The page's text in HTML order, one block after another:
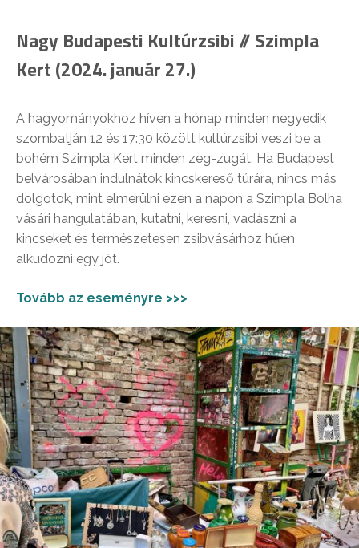
Nagy Budapesti Kultúrzsibi // Szimpla
Kert (2024. január 27.)
A hagyományokhoz híven a hónap minden negyedik
szombatján 12 és 17:30 között kultúrzsibi veszi be a
bohém Szimpla Kert minden zeg-zugát. Ha Budapest
belvárosában indulnátok kincskereső túrára, nincs más
dolgotok, mint elmerülni ezen a napon a Szimpla Bolha
vásári hangulatában, kutatni, keresni, vadászni a
kincseket és természetesen zsibvásárhoz hűen
alkudozni egy jót.
Tovább az eseményre >>>